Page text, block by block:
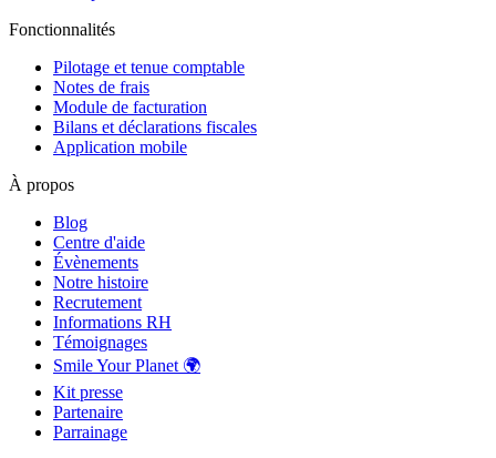
Fonctionnalités
Pilotage et tenue comptable
Notes de frais
Module de facturation
Bilans et déclarations fiscales
Application mobile
À propos
Blog
Centre d'aide
Évènements
Notre histoire
Recrutement
Informations RH
Témoignages
Smile Your Planet 🌍
Kit presse
Partenaire
Parrainage